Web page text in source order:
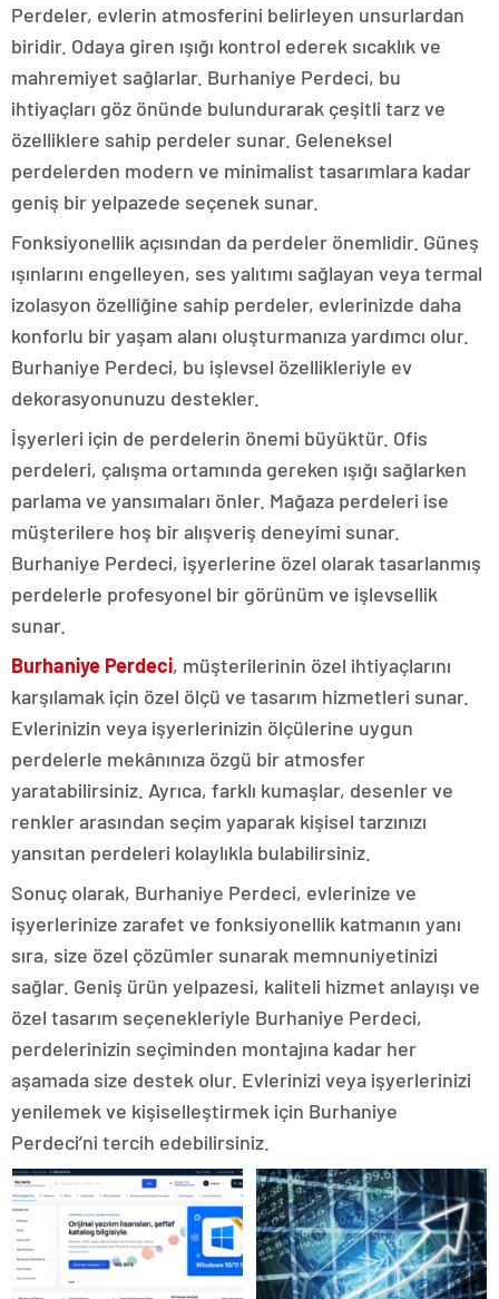
Perdeler, evlerin atmosferini belirleyen unsurlardan
biridir. Odaya giren ışığı kontrol ederek sıcaklık ve
mahremiyet sağlarlar. Burhaniye Perdeci, bu
ihtiyaçları göz önünde bulundurarak çeşitli tarz ve
özelliklere sahip perdeler sunar. Geleneksel
perdelerden modern ve minimalist tasarımlara kadar
geniş bir yelpazede seçenek sunar.
Fonksiyonellik açısından da perdeler önemlidir. Güneş
ışınlarını engelleyen, ses yalıtımı sağlayan veya termal
izolasyon özelliğine sahip perdeler, evlerinizde daha
konforlu bir yaşam alanı oluşturmanıza yardımcı olur.
Burhaniye Perdeci, bu işlevsel özellikleriyle ev
dekorasyonunuzu destekler.
İşyerleri için de perdelerin önemi büyüktür. Ofis
perdeleri, çalışma ortamında gereken ışığı sağlarken
parlama ve yansımaları önler. Mağaza perdeleri ise
müşterilere hoş bir alışveriş deneyimi sunar.
Burhaniye Perdeci, işyerlerine özel olarak tasarlanmış
perdelerle profesyonel bir görünüm ve işlevsellik
sunar.
Burhaniye Perdeci, müşterilerinin özel ihtiyaçlarını
karşılamak için özel ölçü ve tasarım hizmetleri sunar.
Evlerinizin veya işyerlerinizin ölçülerine uygun
perdelerle mekânınıza özgü bir atmosfer
yaratabilirsiniz. Ayrıca, farklı kumaşlar, desenler ve
renkler arasından seçim yaparak kişisel tarzınızı
yansıtan perdeleri kolaylıkla bulabilirsiniz.
Sonuç olarak, Burhaniye Perdeci, evlerinize ve
işyerlerinize zarafet ve fonksiyonellik katmanın yanı
sıra, size özel çözümler sunarak memnuniyetinizi
sağlar. Geniş ürün yelpazesi, kaliteli hizmet anlayışı ve
özel tasarım seçenekleriyle Burhaniye Perdeci,
perdelerinizin seçiminden montajına kadar her
aşamada size destek olur. Evlerinizi veya işyerlerinizi
yenilemek ve kişiselleştirmek için Burhaniye
Perdeci’ni tercih edebilirsiniz.